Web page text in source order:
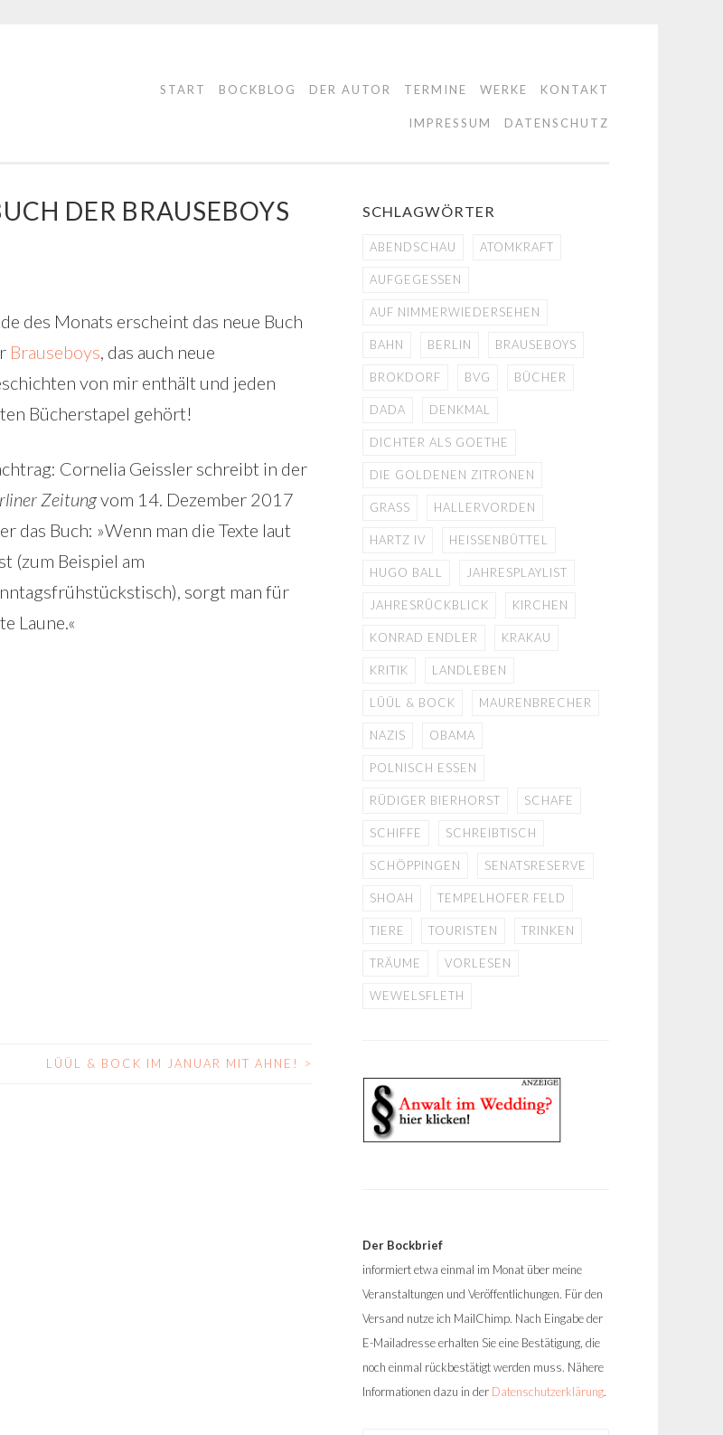
START BOCKBLOG DER AUTOR TERMINE WERKE KONTAKT
IMPRESSUM DATENSCHUTZ
DER BRAUSEBOYS
des Monats erscheint das neue Buch
Brauseboys, das auch neue
von mir enthält und jeden
Bücherstapel gehört!
Cornelia Geissler schreibt in der
Zeitungvom 14. Dezember 2017
das Buch: »Wenn man die Texte laut
(zum Beispiel am
sorgt man für
Laune.«
LÜÜL & BOCK IM JANUAR MIT AHNE! >
SCHLAGWÖRTER
ABENDSCHAU ATOMKRAFT
AUFGEGESSEN
AUF NIMMERWIEDERSEHEN
BAHN BERLIN BRAUSEBOYS
BROKDORF BVG BÜCHER
DADA DENKMAL
DICHTER ALS GOETHE
DIE GOLDENEN ZITRONEN
GRASS HALLERVORDEN
HARTZ IV HEISSENBÜTTEL
HUGO BALL JAHRESPLAYLIST
JAHRESRÜCKBLICK KIRCHEN
KONRAD ENDLER KRAKAU
KRITIK LANDLEBEN
LÜÜL & BOCK MAURENBRECHER
NAZIS OBAMA
POLNISCH ESSEN
RÜDIGER BIERHORST SCHAFE
SCHIFFE SCHREIBTISCH
SCHÖPPINGEN SENATSRESERVE
SHOAH TEMPELHOFER FELD
TIERE TOURISTEN TRINKEN
TRÄUME VORLESEN
WEWELSFLETH
Der Bockbrief
informiert etwa einmal im Monat über meine
Veranstaltungen und Veröffentlichungen. Für den
Versand nutze ich MailChimp. Nach Eingabe der
E-Mailadresse erhalten Sie eine Bestätigung, die
noch einmal rückbestätigt werden muss. Nähere
Informationen dazu in der Datenschutzerklärung.